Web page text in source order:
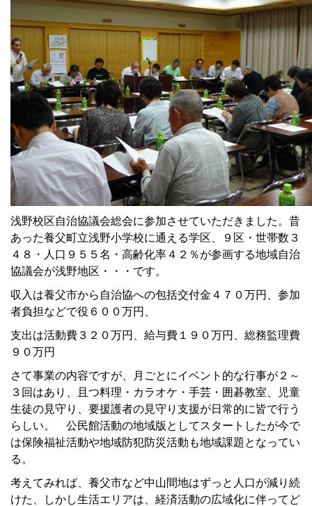
浅野校区自治協議会総会に参加させていただきました。昔
あった養父町立浅野小学校に通える学区、９区・世帯数３
４８・人口９５５名・高齢化率４２％が参画する地域自治
協議会が浅野地区・・・です。
収入は養父市から自治協への包括交付金４７０万円、参加
者負担などで役６００万円、
支出は活動費３２０万円、給与費１９０万円、総務監理費
９０万円
さて事業の内容ですが、月ごとにイベント的な行事が２～
３回はあり、且つ料理・カラオケ・手芸・囲碁教室、児童
生徒の見守り、要援護者の見守り支援が日常的に皆で行う
らしい。 公民館活動の地域版としてスタートしたが今で
は保険福祉活動や地域防犯防災活動も地域課題となってい
る。
考えてみれば、養父市など中山間地はずっと人口が減り続
けた、しかし生活エリアは、経済活動の広域化に伴ってど